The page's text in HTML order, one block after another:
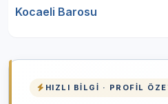
Kocaeli Barosu
HIZLI BILGI · PROFIL